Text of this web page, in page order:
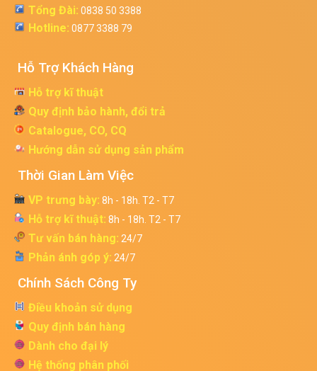
Tổng Đài: 0838 50 3388
Hotline: 0877 3388 79
Hỗ Trợ Khách Hàng
Hỗ trợ kĩ thuật
Quy định bảo hành, đổi trả
Catalogue, CO, CQ
Hướng dẫn sử dụng sản phẩm
Thời Gian Làm Việc
VP trưng bày: 8h - 18h. T2 - T7
Hỗ trợ kĩ thuật: 8h - 18h. T2 - T7
Tư vấn bán hàng: 24/7
Phản ánh góp ý: 24/7
Chính Sách Công Ty
Điều khoản sử dụng
Quy định bán hàng
Dành cho đại lý
Hệ thống phân phối